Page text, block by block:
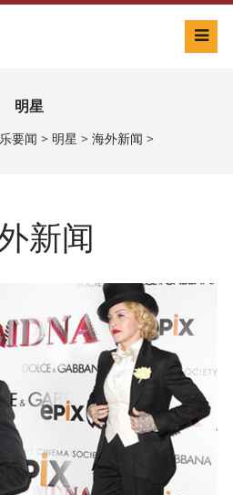
明星
要闻 > 明星 > 海外新闻 >
新闻